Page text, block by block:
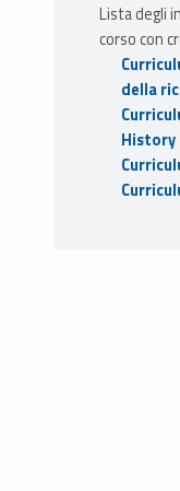
Lista degli
corso con
della
History